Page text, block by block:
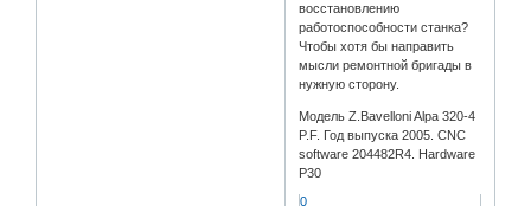
восстановлению
работоспособности станка?
Чтобы хотя бы направить
мысли ремонтной бригады в
нужную сторону.
Модель Z.Bavelloni Alpa 320-4
P.F. Год выпуска 2005. CNC
software 204482R4. Hardware
P30
0